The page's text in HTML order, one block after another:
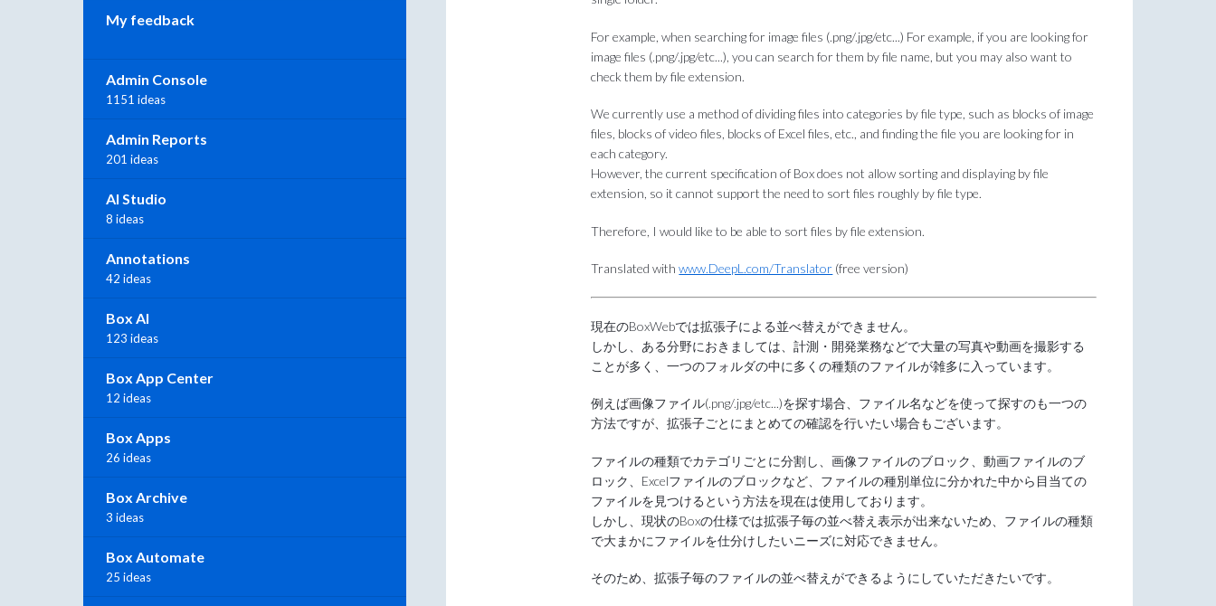
For example, when searching for image files (.png/.jpg/etc...) For example, if you are looking for
image files (.png/.jpg/etc...), you can search for them by file name, but you may also want to
check them by file extension.
We currently use a method of dividing files into categories by file type, such as blocks of image
files, blocks of video files, blocks of Excel files, etc., and finding the file you are looking for in
each category.
However, the current specification of Box does not allow sorting and displaying by file
extension, so it cannot support the need to sort files roughly by file type.
Therefore, I would like to be able to sort files by file extension.
Translated withwww.DeepL.com/Translator (free version)
現在のBoxWebでは拡張子による並べ替えができません。
しかし、ある分野におきましては、計測・開発業務などで大量の写真や動画を撮影する
ことが多く、一つのフォルダの中に多くの種類のファイルが雑多に入っています。
例えば画像ファイル(.png/.jpg/etc...)を探す場合、ファイル名などを使って探すのも一つの
方法ですが、拡張子ごとにまとめての確認を行いたい場合もございます。
ファイルの種類でカテゴリごとに分割し、画像ファイルのブロック、動画ファイルのブ
ロック、Excelファイルのブロックなど、ファイルの種別単位に分かれた中から目当ての
ファイルを見つけるという方法を現在は使用しております。
しかし、現状のBoxの仕様では拡張子毎の並べ替え表示が出来ないため、ファイルの種類
で大まかにファイルを仕分けしたいニーズに対応できません。
そのため、拡張子毎のファイルの並べ替えができるようにしていただきたいです。
My feedback
Admin Console
1151 ideas
Admin Reports
201 ideas
AI Studio
8 ideas
Annotations
42 ideas
Box AI
123 ideas
Box App Center
12 ideas
Box Apps
26 ideas
Box Archive
3 ideas
Box Automate
25 ideas